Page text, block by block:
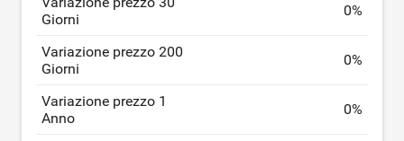
Giorni
0%
Variazione prezzo 200
Giorni
0%
Variazione prezzo 1
Anno
0%